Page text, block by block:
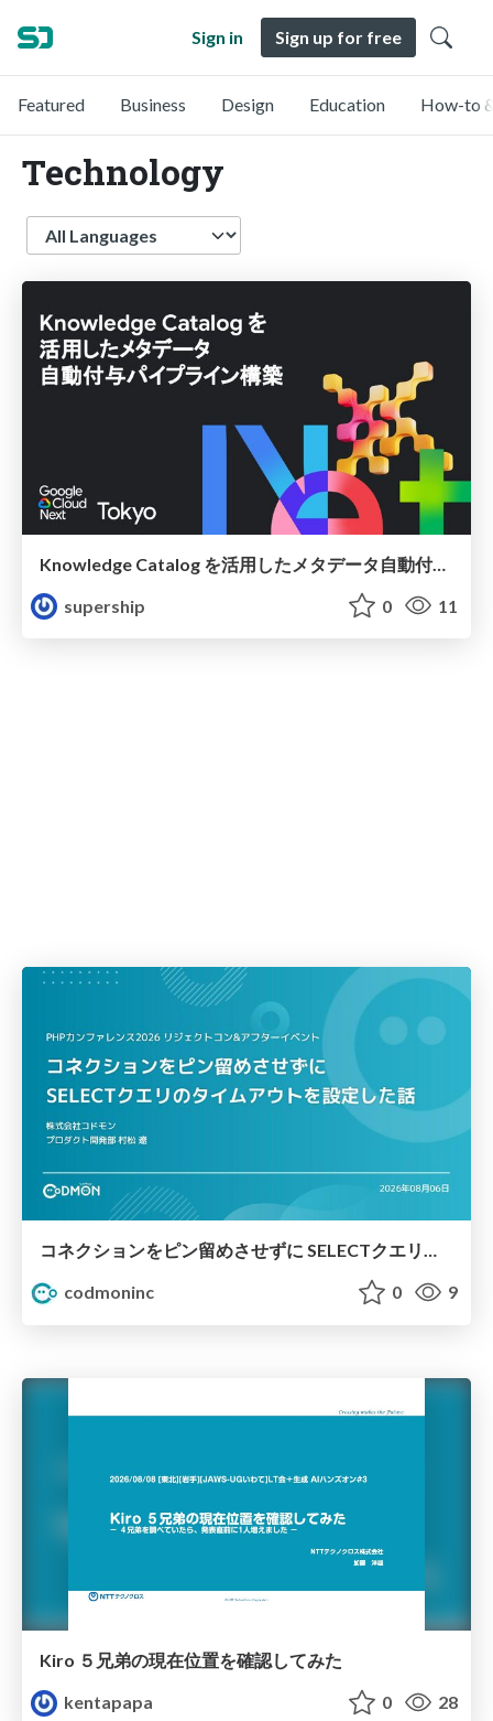
Sign in Sign up for free
Featured Business Design Education How-to
Technology
Language
Knowledge Catalog を活用したメタデータ自動付与パイプライン構築
supership
0 11
コネクションをピン留めさせずに SELECTクエリのタイムアウトを設定した話
codmoninc
0 9
Kiro ５兄弟の現在位置を確認してみた
kentapapa
0 28